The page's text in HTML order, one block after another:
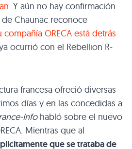
. Y aún no hay confirmación
Chaunac reconoce
compañía ORECA está detrás
ocurrió con el Rebellion R-
francesa ofreció diversas
días y en las concedidas a
Infohabló sobre el nuevo
Mientras que al
que se trataba de